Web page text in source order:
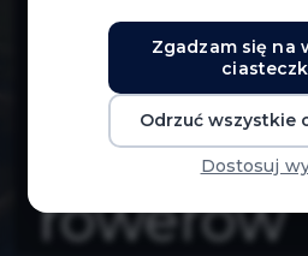
ławki
stojaki
rowerów
Zgadzam się na
Odrzuć wszystkie
Dostosuj